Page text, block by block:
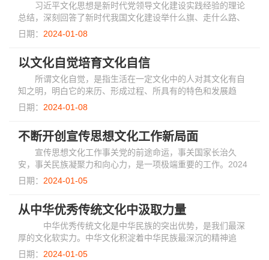
习近平文化思想是新时代党领导文化建设实践经验的理论
总结，深刻回答了新时代我国文化建设举什么旗、走什么路、
坚持什么原则、实现什么目标等根本问题，丰富和发展了马克
日期： 2024-01-08
以文化自觉培育文化自信
所谓文化自觉，是指生活在一定文化中的人对其文化有自
知之明，明白它的来历、形成过程、所具有的特色和发展趋
向；所谓文化自信，是对自身文化价值的充分肯定和积极践
日期： 2024-01-08
不断开创宣传思想文化工作新局面
宣传思想文化工作事关党的前途命运，事关国家长治久
安，事关民族凝聚力和向心力，是一项极端重要的工作。2024
年1月3日，全国宣传部长会议在京召开，强调“要以习近平新时
日期： 2024-01-05
从中华优秀传统文化中汲取力量
中华优秀传统文化是中华民族的突出优势，是我们最深
厚的文化软实力。中华文化积淀着中华民族最深沉的精神追
求，是中华民族生生不息、发展壮大的丰厚滋养。中国特色社
日期： 2024-01-05